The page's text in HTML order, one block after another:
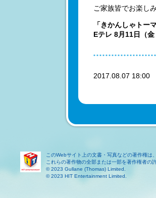
ご家族皆でお楽し
「きかんしゃト
Eテレ 8月11日（
2017.08.07
このWebサイト上の文書・写真などの著作権
これらの著作物の全部または一部を著作権者の
© 2023 Gullane (Thomas) Limited.
© 2023 HIT Entertainment Limited.